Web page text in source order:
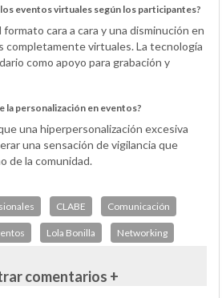
eventos virtuales según los participantes?
cara a cara y una disminución en
completamente virtuales. La tecnología
como apoyo para grabación y
la personalización en eventos?
una hiperpersonalización excesiva
una sensación de vigilancia que
de la comunidad.
CLABE Comunicación
Lola Bonilla Networking
comentarios +